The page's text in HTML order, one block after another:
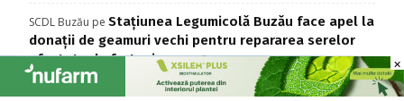
SCDL Buzău pe Stațiunea Legumicolă Buzău face apel la
donații de geamuri vechi pentru repararea serelor
afectate de furtuni
×
×